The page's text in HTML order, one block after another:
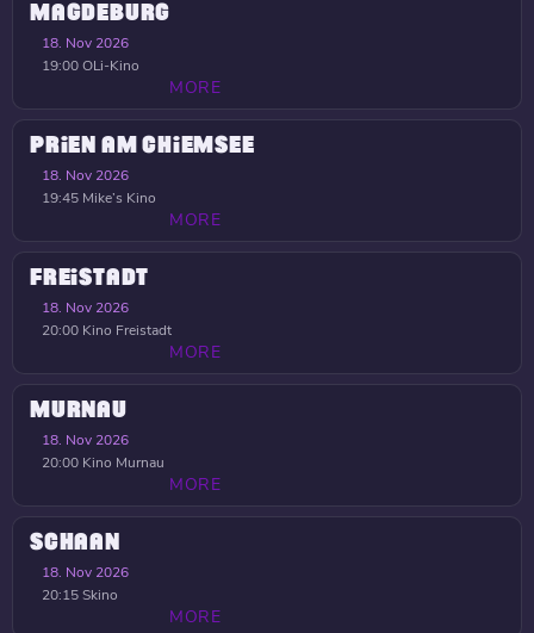
MAGDEBURG
18. Nov 2026
19:00OLi-Kino
MORE
PRIEN AM CHIEMSEE
18. Nov 2026
19:45 Mike’s Kino
MORE
FREISTADT
18. Nov 2026
20:00 Kino Freistadt
MORE
MURNAU
18. Nov 2026
20:00 Kino Murnau
MORE
SCHAAN
18. Nov 2026
20:15Skino
MORE